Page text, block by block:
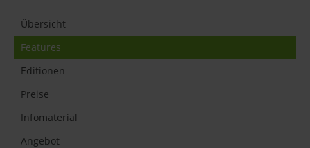
Übersicht
Features
Editionen
Preise
Infomaterial
Angebot